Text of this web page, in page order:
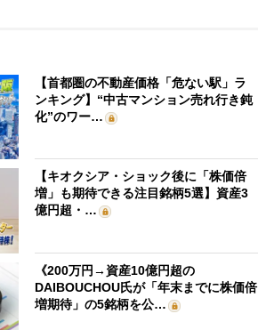
【首都圏の不動産価格「危ない駅」ラ
ンキング】“中古マンション売れ行き鈍
化”のワー…
【キオクシア・ショック後に「株価倍
増」も期待できる注目銘柄5選】資産3
億円超・…
《200万円→資産10億円超の
DAIBOUCHOU氏が「年末までに株価倍
増期待」の5銘柄を公…